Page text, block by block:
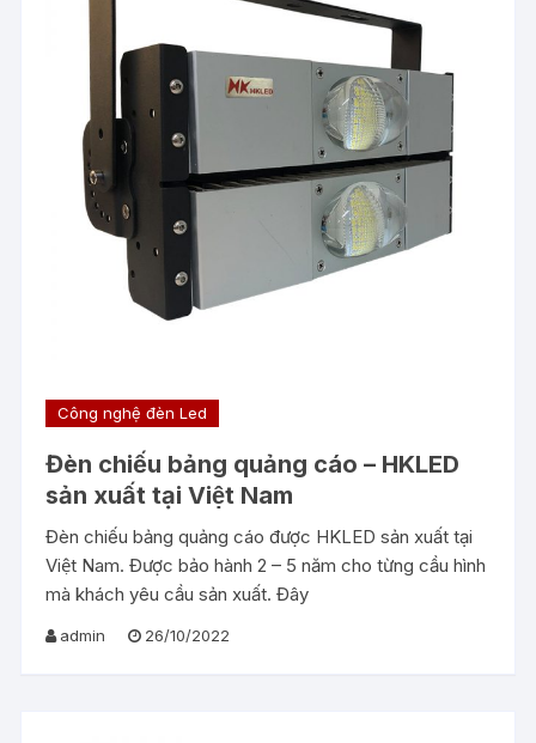
Công nghệ đèn Led
Đèn chiếu bảng quảng cáo – HKLED
sản xuất tại Việt Nam
Đèn chiếu bảng quảng cáo được HKLED sản xuất tại
Việt Nam. Được bảo hành 2 – 5 năm cho từng cầu hình
mà khách yêu cầu sản xuất. Đây
admin 26/10/2022